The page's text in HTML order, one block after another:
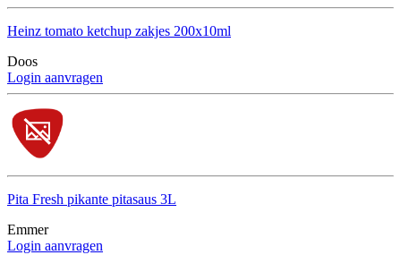
Heinz tomato ketchup zakjes 200x10ml
Doos
Login aanvragen
Pita Fresh pikante pitasaus 3L
Emmer
Login aanvragen